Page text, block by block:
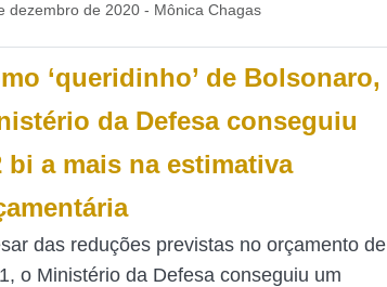
dezembro de 2020 - Mônica Chagas
‘queridinho’ de Bolsonaro,
da Defesa conseguiu
bi a mais na estimativa
das reduções previstas no orçamento de
o Ministério da Defesa conseguiu um